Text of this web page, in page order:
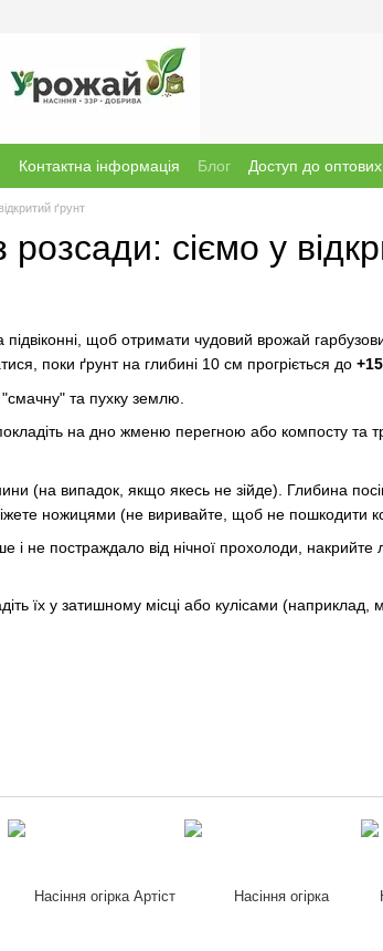
Контактна інформація Блог Доступ до оптових
ґрунт
розсади: сіємо у
щоб отримати чудовий врожай
поки ґрунт на глибині 10 см прогріється до
та пухку землю.
на дно жменю перегною або компосту та
(на випадок, якщо якесь не зійде). Глибина
ножицями (не виривайте, щоб не пошкодити
і не постраждало від нічної прохолоди,
їх у затишному місці або кулісами (наприклад,